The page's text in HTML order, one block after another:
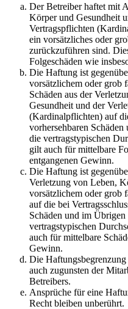
Der Betreiber haftet mit
Körper und Gesundheit
Vertragspflichten
ein vorsätzliches oder
zurückzuführen sind.
Folgeschäden wie
Die Haftung ist
vorsätzlichem oder grob
Schäden aus der
Gesundheit und der
(Kardinalpflichten) auf
vorhersehbaren
die vertragstypischen
gilt auch für mittelbare
entgangenen Gewinn.
Die Haftung ist
Verletzung von Leben,
vorsätzlichem oder grob
auf die bei
Schäden und im
vertragstypischen
auch für mittelbare
Gewinn.
Die
auch zugunsten der
Betreibers.
Ansprüche für eine
Recht bleiben unberührt.